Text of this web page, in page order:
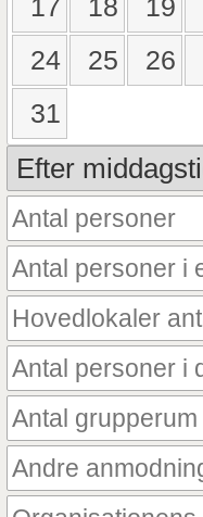
17 18 19
24
25 26
31